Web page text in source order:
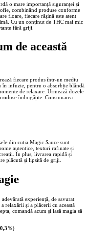
o mare importanță siguranței și
combinând produse conforme
floare, fiecare rășină este atent
Cu un conținut de THC mai mic
fără griji.
de această
fiecare produs într‑un mediu
infuzie, pentru o absorbție blândă
de relaxare. Urmează dozele
îmbogățite. Consumarea
din cutia Magic Sauce sunt
autentice, texturi rafinate și
În plus, livrarea rapidă și
plăcută și lipsită de griji.
experiență, de savurat
relaxării și a plăcerii cu această
comandă acum și lasă magia să